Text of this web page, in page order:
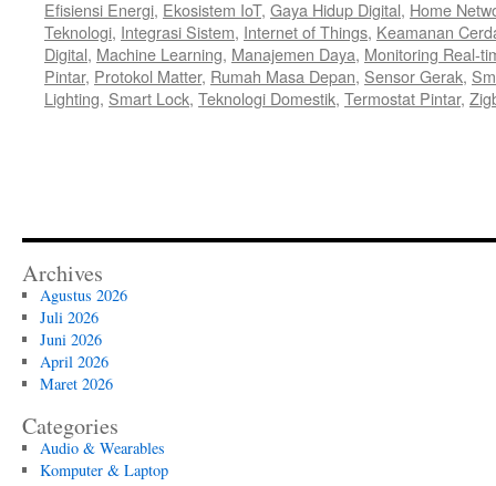
Efisiensi Energi, Ekosistem IoT, Gaya Hidup Digital, Home
Teknologi, Integrasi Sistem, Internet of Things, Keamanan
Digital, Machine Learning, Manajemen Daya, Monitoring Real-
Pintar, Protokol Matter, Rumah Masa Depan, Sensor Gerak,
Lighting, Smart Lock, Teknologi Domestik, Termostat Pintar,
Archives
Agustus 2026
Juli 2026
Juni 2026
April 2026
Maret 2026
Categories
Audio & Wearables
Komputer & Laptop